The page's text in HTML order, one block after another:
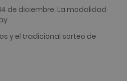
de diciembre. La modalidad
y el tradicional sorteo de
se utilizan para ver cómo
sitio web. Estas cookies no
identificar directamente a